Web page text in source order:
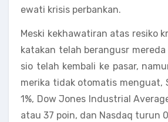
ewati krisis perbankan.
Meski kekhawatiran atas resiko
katakan telah berangusr
sio telah kembali ke pasar,
merika tidak otomatis menguat,
1%, Dow Jones Industrial
atau 37 poin, dan Nasdaq turun